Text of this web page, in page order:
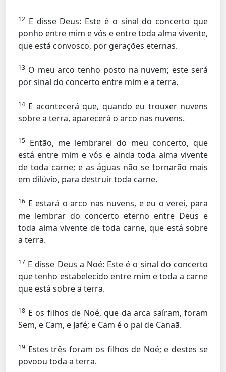
12 E disse Deus: Este é o sinal do concerto que
ponho entre mim e vós e entre toda alma vivente,
que está convosco, por gerações eternas.
13 O meu arco tenho posto na nuvem; este será
por sinal do concerto entre mim e a terra.
14 E acontecerá que, quando eu trouxer nuvens
sobre a terra, aparecerá o arco nas nuvens.
15 Então, me lembrarei do meu concerto, que
está entre mim e vós e ainda toda alma vivente
de toda carne; e as águas não se tornarão mais
em dilúvio, para destruir toda carne.
16 E estará o arco nas nuvens, e eu o verei, para
me lembrar do concerto eterno entre Deus e
toda alma vivente de toda carne, que está sobre
a terra.
17 E disse Deus a Noé: Este é o sinal do concerto
que tenho estabelecido entre mim e toda a carne
que está sobre a terra.
18 E os filhos de Noé, que da arca saíram, foram
Sem, e Cam, e Jafé; e Cam é o pai de Canaã.
19 Estes três foram os filhos de Noé; e destes se
povoou toda a terra.